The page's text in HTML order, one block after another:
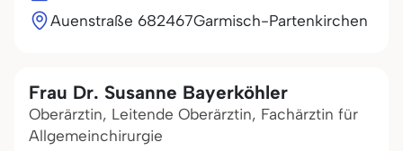
Auenstraße 682467Garmisch-Partenkirchen
Frau Dr. Susanne Bayerköhler
Oberärztin, Leitende Oberärztin, Fachärztin für
Allgemeinchirurgie